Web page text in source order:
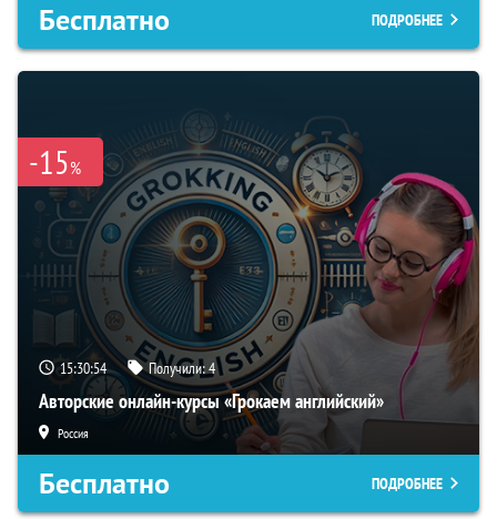
Бесплатно ПОДРОБНЕЕ
-15%
15:30:53 Получили:4
Авторские онлайн-курсы «Грокаем английский»
Россия
Бесплатно ПОДРОБНЕЕ